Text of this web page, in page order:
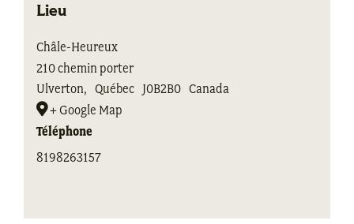
Lieu
Châle-Heureux
210 chemin porter
Ulverton, Québec J0B2B0 Canada
+ Google Map
Téléphone
8198263157